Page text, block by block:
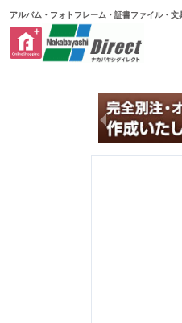
アルバム・フォトフレーム・証書ファイル・